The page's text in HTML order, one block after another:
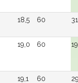
18,5 60
19,0 60
19,1 60